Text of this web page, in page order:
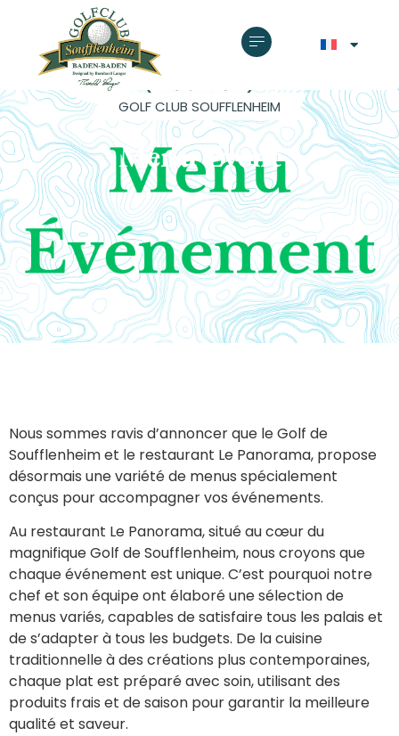
GOLF CLUB SOUFFLENHEIM
Menu Event
Nous sommes ravis d’annoncer que le Golf de
Soufflenheim et le restaurant Le Panorama, propose
désormais une variété de menus spécialement
conçus pour accompagner vos événements.
Au restaurant Le Panorama, situé au cœur du
magnifique Golf de Soufflenheim, nous croyons que
chaque événement est unique. C’est pourquoi notre
chef et son équipe ont élaboré une sélection de
menus variés, capables de satisfaire tous les palais et
de s’adapter à tous les budgets. De la cuisine
traditionnelle à des créations plus contemporaines,
chaque plat est préparé avec soin, utilisant des
produits frais et de saison pour garantir la meilleure
qualité et saveur.